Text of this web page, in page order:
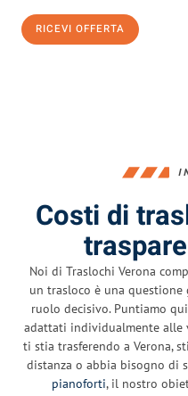
RICEVI OFFERTA
Costi di
Noi di Traslochi Verona
un trasloco è una
ruolo decisivo. Puntiamo
adattati individualmente alle
ti stia trasferendo a Verona,
distanza o abbia bisogno di
pianoforti, il nostro